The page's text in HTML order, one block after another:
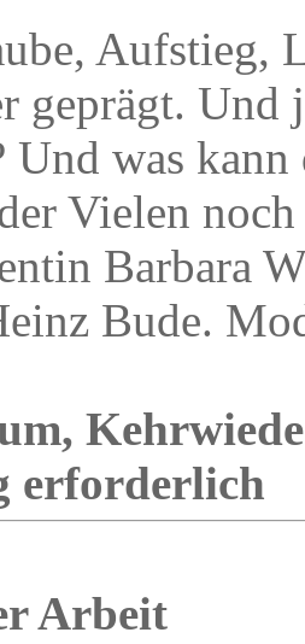
Aufstieg,
geprägt.
Und was
Vielen
Barbara
Bude.
erforderlich
Arbeit